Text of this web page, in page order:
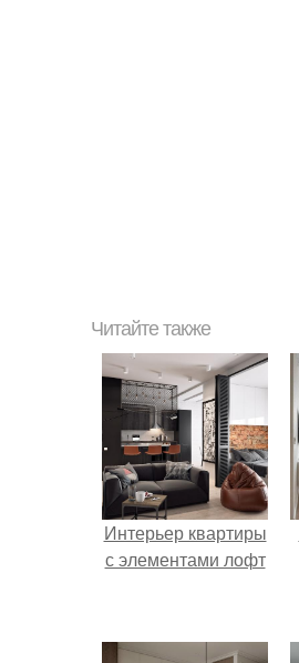
Читайте также
Интерьер квартиры
с элементами лофт